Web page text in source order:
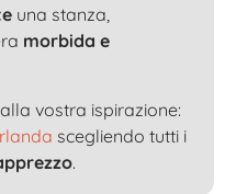
una stanza,
morbida e
vostra ispirazione:
scegliendo tutti i
.